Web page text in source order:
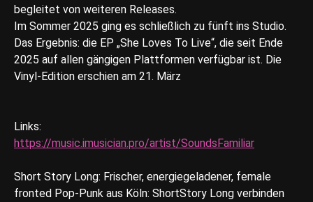
begleitet von weiteren Releases.
Im Sommer 2025 ging es schließlich zu fünft ins Studio.
Das Ergebnis: die EP „She Loves To Live“, die seit Ende
2025 auf allen gängigen Plattformen verfügbar ist. Die
Vinyl-Edition erschien am 21. März
Links:
https://music.imusician.pro/artist/SoundsFamiliar
Short Story Long: Frischer, energiegeladener, female
fronted Pop-Punk aus Köln: ShortStory Long verbinden